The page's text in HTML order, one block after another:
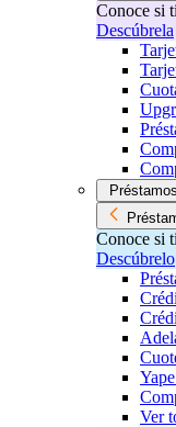
Conoce si
Descúbrela
Préstamos
Conoce si
Descúbrelo
Ver